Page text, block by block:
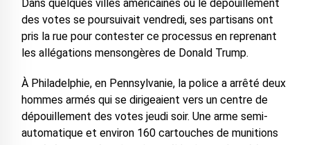
Dans quelques villes américaines où le dépouillement
des votes se poursuivait vendredi, ses partisans ont
pris la rue pour contester ce processus en reprenant
les allégations mensongères de Donald Trump.
À Philadelphie, en Pennsylvanie, la police a arrêté deux
hommes armés qui se dirigeaient vers un centre de
dépouillement des votes jeudi soir. Une arme semi-
automatique et environ 160 cartouches de munitions